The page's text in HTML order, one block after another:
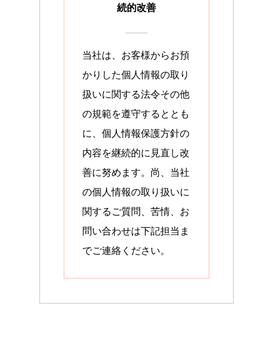
続的改善
当社は、お客様からお預
かりした個人情報の取り
扱いに関する法令その他
の規範を遵守するととも
に、個人情報保護方針の
内容を継続的に見直し改
善に努めます。尚、当社
の個人情報の取り扱いに
関するご質問、苦情、お
問い合わせは下記担当ま
でご連絡ください。